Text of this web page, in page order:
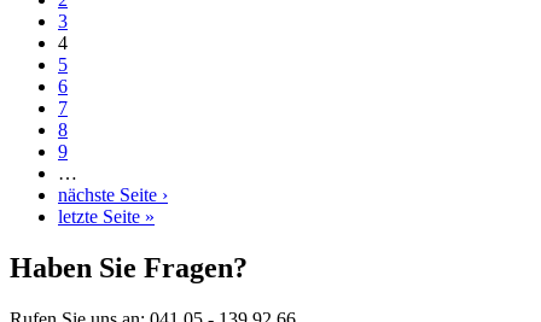
3
4
5
6
7
8
9
…
nächste Seite ›
letzte Seite »
Haben Sie Fragen?